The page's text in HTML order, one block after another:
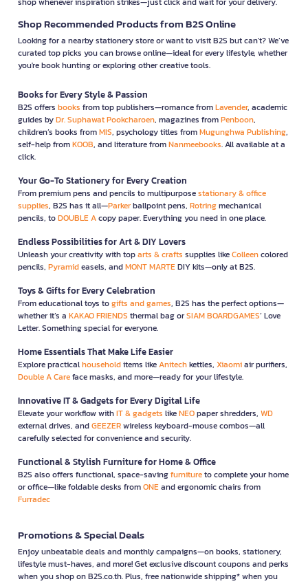
Shop Recommended Products from B2S Online
Looking for a nearby stationery store or want to visit B2S but can't? We’ve
curated top picks you can browse online—ideal for every lifestyle, whether
you're book hunting or exploring other creative tools.
Books for Every Style & Passion
B2S offers books from top publishers—romance fromLavender, academic
guides byDr. Suphawat Pookcharoen, magazines fromPenboon,
children’s books fromMIS, psychology titles fromMugunghwa Publishing,
self-help fromKOOB, and literature fromNanmeebooks. All available at a
click.
Your Go-To Stationery for Every Creation
From premium pens and pencils to multipurposestationary & office
supplies, B2S has it all—Parkerballpoint pens, Rotringmechanical
pencils, toDOUBLE Acopy paper. Everything you need in one place.
Endless Possibilities for Art & DIY Lovers
Unleash your creativity with toparts & crafts supplies likeColleencolored
pencils, Pyramideasels, andMONT MARTEDIY kits—only at B2S.
Toys & Gifts for Every Celebration
From educational toys togifts and games, B2S has the perfect options—
whether it’s a KAKAO FRIENDS thermal bag orSIAM BOARDGAMES’ Love
Letter. Something special for everyone.
Home Essentials That Make Life Easier
Explore practicalhouseholditems likeAnitechkettles, Xiaomiair purifiers,
Double A Careface masks, and more—ready for your lifestyle.
Innovative IT & Gadgets for Every Digital Life
Elevate your workflow withIT & gadgets likeNEOpaper shredders, WD
external drives, andGEEZERwireless keyboard-mouse combos—all
carefully selected for convenience and security.
Functional & Stylish Furniture for Home & Office
B2S also offers functional, space-savingfurnitureto complete your home
or office—like foldable desks fromONEand ergonomic chairs from
Furradec
Promotions & Special Deals
Enjoy unbeatable deals and monthly campaigns—on books, stationery,
lifestyle must-haves, and more! Get exclusive discount coupons and perks
when you shop on B2S.co.th. Plus, free nationwide shipping* when you